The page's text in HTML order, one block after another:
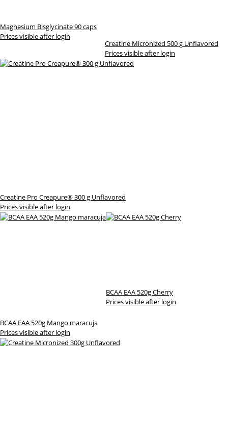
Magnesium Bisglycinate 90 caps
Prices visible after login
Creatine Micronized 500 g Unflavored
Prices visible after login
Creatine Pro Creapure® 300 g Unflavored
Prices visible after login
BCAA EAA 520g Mango maracuja
Prices visible after login
BCAA EAA 520g Cherry
Prices visible after login